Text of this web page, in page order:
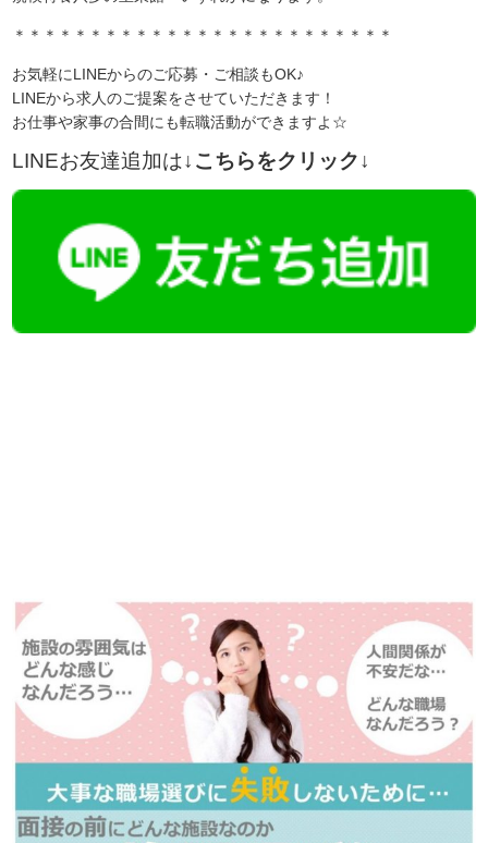
＊＊＊＊＊＊＊＊＊＊＊＊＊＊＊＊＊＊＊＊＊＊＊＊＊
お気軽にLINEからのご応募・ご相談もOK♪
LINEから求人のご提案をさせていただきます！
お仕事や家事の合間にも転職活動ができますよ☆
LINEお友達追加は↓こちらをクリック↓